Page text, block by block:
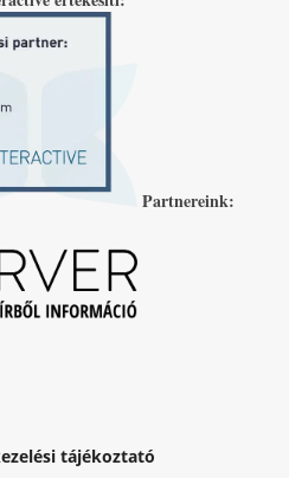
Partnereink:
tájékoztató